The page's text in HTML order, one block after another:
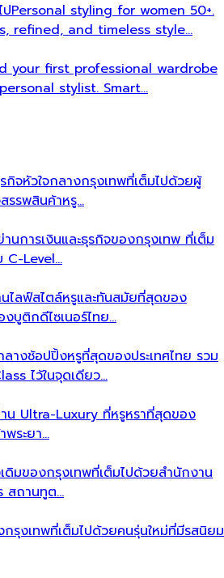
Personal styling for women 50+.
refined, and timeless style…
your first professional wardrobe
stylist. Smart…
กิจหัวใจกลางกรุงเทพที่เต็มไปด้วยผู้
รรพสินค้าหรู…
านการเงินและธุรกิจของกรุงเทพ ที่เต็ม
C-Level…
ไลฟ์สไตล์หรูและทันสมัยที่สุดของ
บูติกดีไซเนอร์ไทย…
างช้อปปิ้งหรูที่สุดของประเทศไทย รวม
ไว้ในจุดเดียว…
น Ultra-Luxury ที่หรูหราที่สุดของ
พระยา…
ดิมของกรุงเทพที่เต็มไปด้วยสำนักงาน
สถานทูต…
รุงเทพที่เต็มไปด้วยคนรุ่นใหม่ที่มีรสนิยม